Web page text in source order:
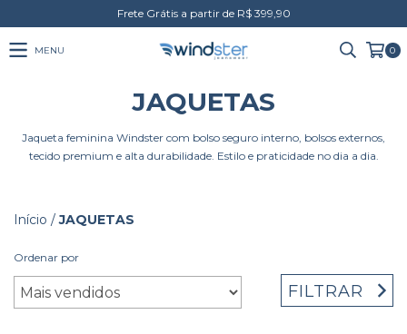
Frete Grátis a partir de R$ 399,90
MENU 0
JAQUETAS
Jaqueta feminina Windster com bolso seguro interno, bolsos externos,
tecido premium e alta durabilidade. Estilo e praticidade no dia a dia.
Início / JAQUETAS
Ordenar por
FILTRAR